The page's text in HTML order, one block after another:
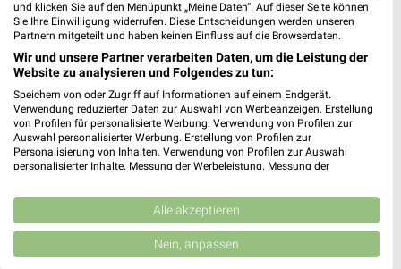
Ernsting's family Stadtallendorf
Straße des 17. Juni 3b
35260 Stadtallendorf
Heute
geschlossen
356,50 km
❯
Kaiserstr. 55
61169 Friedberg
geschlossen
und klicken Sie auf den Menüpunkt „Meine Daten“. Auf dieser Seite können
Sie Ihre Einwilligung widerrufen. Diese Entscheidungen werden unseren
Partnern mitgeteilt und haben keinen Einfluss auf die Browserdaten.
Wir und unsere Partner verarbeiten Daten, um die Leistung der
Website zu analysieren und Folgendes zu tun:
Speichern von oder Zugriff auf Informationen auf einem Endgerät.
Verwendung reduzierter Daten zur Auswahl von Werbeanzeigen. Erstellung
von Profilen für personalisierte Werbung. Verwendung von Profilen zur
Auswahl personalisierter Werbung. Erstellung von Profilen zur
Personalisierung von Inhalten. Verwendung von Profilen zur Auswahl
personalisierter Inhalte. Messung der Werbeleistung. Messung der
Kombinationen von Daten aus verschiedenen Quellen. Entwicklung und
Verbesserung der Angebote. Verwendung reduzierter Daten zur Auswahl
von Inhalten.
Daten können außerhalb der Europäischen Union weitergegeben und in die
USA gesendet werden.
Alle akzeptieren
Nein, anpassen